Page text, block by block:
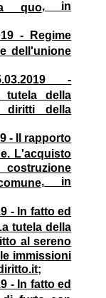
quo, in
- Regime
dell'unione
-
tutela della
diritti della
- Il rapporto
L'acquisto
, in
- In fatto ed
tutela della
al sereno
immissioni
- In fatto ed